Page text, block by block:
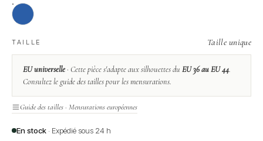
TAILLE Taille unique
EU universelle· Cette pièce s'adapte aux silhouettes du EU 36 au EU 44.
Consultez le guide des tailles pour les mensurations.
Guide des tailles · Mensurations européennes
En stock · Expédié sous 24 h